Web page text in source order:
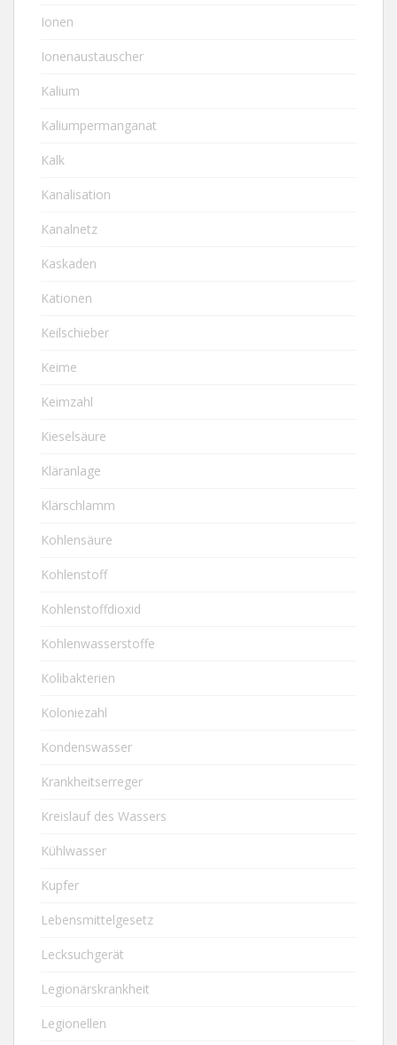
Ionen
Ionenaustauscher
Kalium
Kaliumpermanganat
Kalk
Kanalisation
Kanalnetz
Kaskaden
Kationen
Keilschieber
Keime
Keimzahl
Kieselsäure
Kläranlage
Klärschlamm
Kohlensäure
Kohlenstoff
Kohlenstoffdioxid
Kohlenwasserstoffe
Kolibakterien
Koloniezahl
Kondenswasser
Krankheitserreger
Kreislauf des Wassers
Kühlwasser
Kupfer
Lebensmittelgesetz
Lecksuchgerät
Legionärskrankheit
Legionellen